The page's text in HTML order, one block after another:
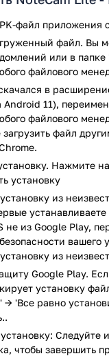
и огромного
крутые фотографии
если вы
лет и не сможете
обстоятельства
снимки с веселых
всего
где же вы были
и призвано
этой легкой
сохраняя
координатах широты,
дата и время
автор снимка
кем был сделан этот
позволит быстро
фронтальной
в настройки,
отображаемую
базовым
файл приложения
файл. Вы
или в папке
файлового
в
Android 11),
файлового
загрузить файл
Нажмите
установку
из
не из Google Play,
вашего
из
Google Play.
установку
→ 'Все равно
Следуйте
чтобы завершить